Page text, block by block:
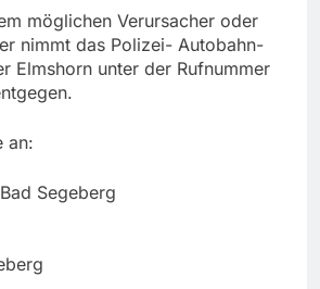
möglichen Verursacher oder
nimmt das Polizei- Autobahn-
Elmshorn unter der Rufnummer
an:
Segeberg